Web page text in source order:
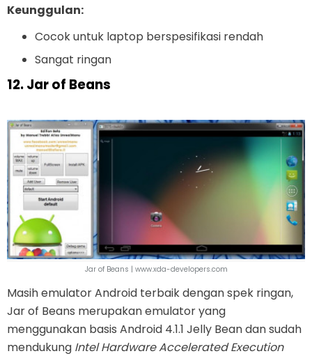
Keunggulan:
Cocok untuk laptop berspesifikasi rendah
Sangat ringan
12. Jar of Beans
Jar of Beans | www.xda-developers.com
Masih emulator Android terbaik dengan spek ringan,
Jar of Beans merupakan emulator yang
menggunakan basis Android 4.1.1 Jelly Bean dan sudah
mendukung Intel Hardware Accelerated Execution